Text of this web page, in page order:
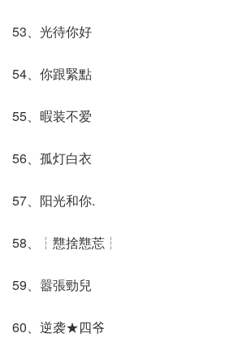
53、光待你好
54、你跟緊點
55、暇装不爱
56、孤灯白衣
57、阳光和你.
58、┆戁捨戁莣┆
59、嚣張勁兒
60、逆袭★四爷